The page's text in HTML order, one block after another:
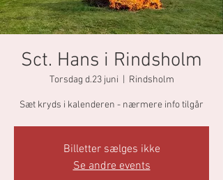
Sct. Hans i Rindsholm
Torsdag d.23 juni Rindsholm
Sæt kryds i kalenderen - nærmere info tilgår
Billetter sælges ikke
Se andre events